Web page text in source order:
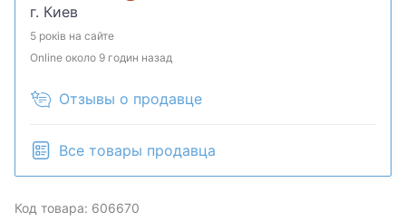
г. Киев
5 років на сайте
Online около 9 годин назад
Отзывы о продавце
Все товары продавца
Код товара: 606670